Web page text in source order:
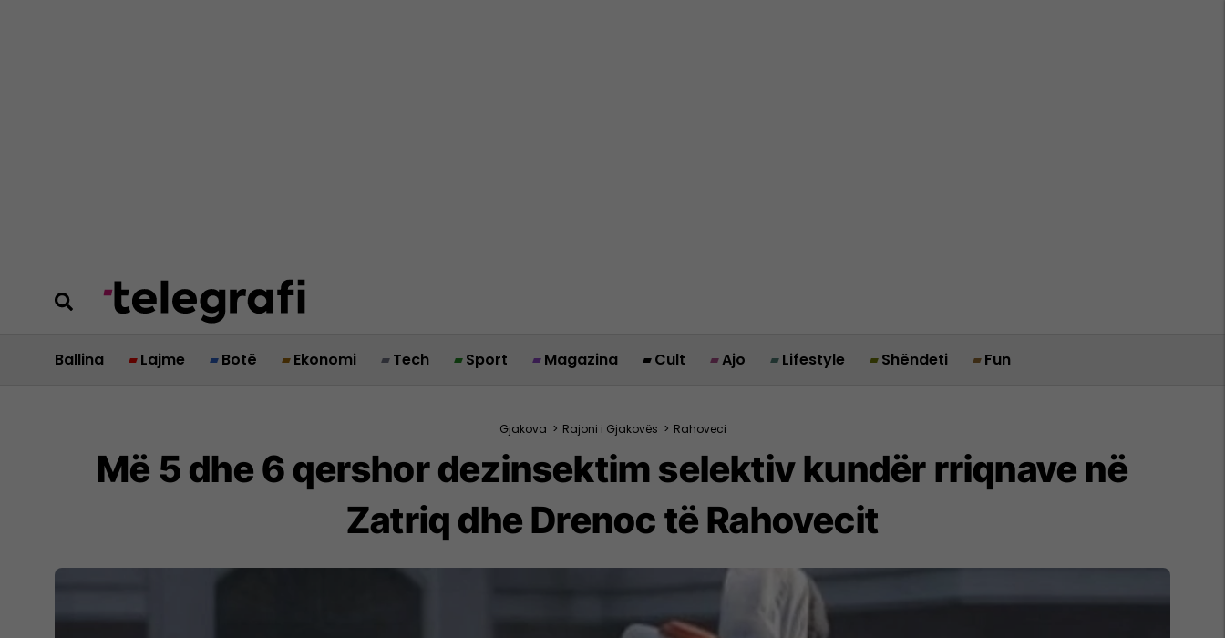
Ballina Lajme Botë Ekonomi Tech Sport Magazina Cult Ajo Lifestyle Shëndeti Fun
Gjakova > Rajoni i Gjakovës > Rahoveci
Më 5 dhe 6 qershor dezinsektim selektiv kundër rriqnave në
Zatriq dhe Drenoc të Rahovecit